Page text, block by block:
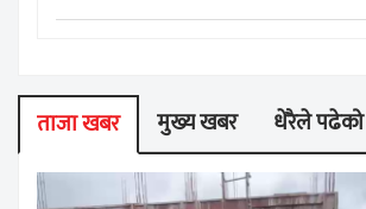
ताजा खबर मुख्य खबर धेरैले पढेको